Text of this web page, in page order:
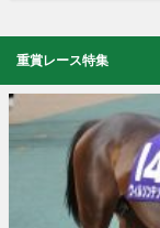
重賞レース特集